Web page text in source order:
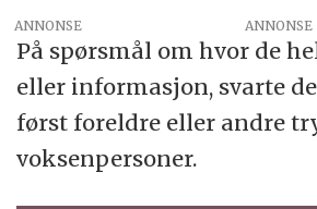
ANNONSE
På spørsmål om hvor de
eller informasjon, svarte
først foreldre eller andre
voksenpersoner.